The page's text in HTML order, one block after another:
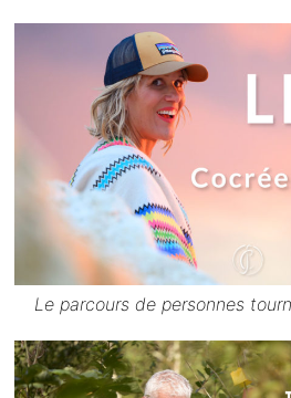
Le parcours de personnes